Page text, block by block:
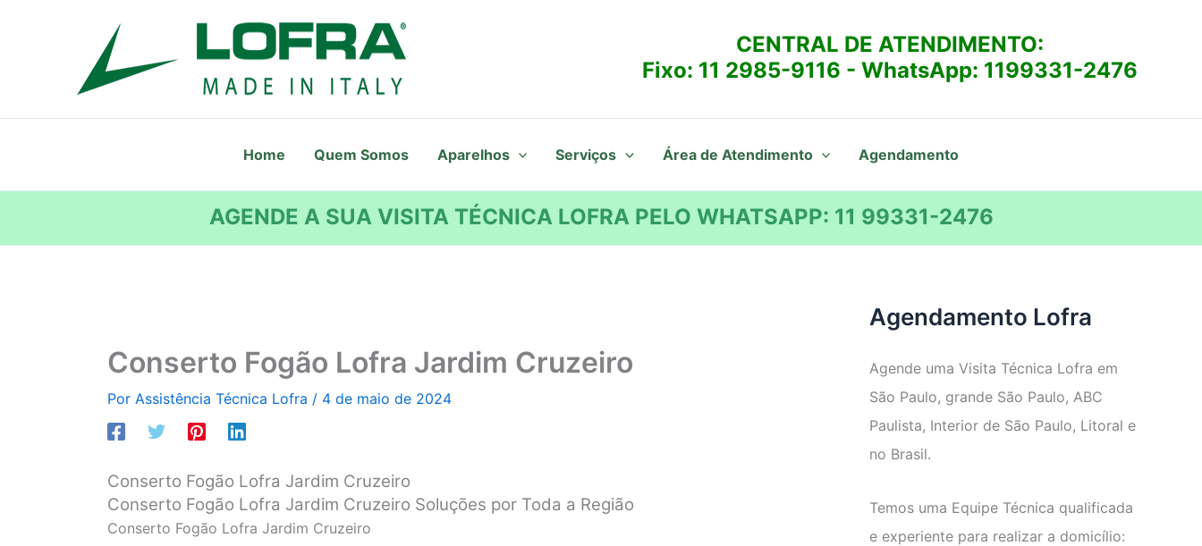
CENTRAL DE ATENDIMENTO:
Fixo: 11 2985-9116 - WhatsApp: 1199331-2476
Home Quem Somos Aparelhos Serviços Área de Atendimento Agendamento
AGENDE A SUA VISITA TÉCNICA LOFRA PELO WHATSAPP: 11 99331-2476
Conserto Fogão Lofra Jardim Cruzeiro
Por Assistência Técnica Lofra / 4 de maio de 2024
Conserto Fogão Lofra Jardim Cruzeiro
Conserto Fogão Lofra Jardim Cruzeiro Soluções por Toda a Região
Conserto Fogão Lofra Jardim Cruzeiro
Agendamento Lofra
Agende uma Visita Técnica Lofra em
São Paulo, grande São Paulo, ABC
Paulista, Interior de São Paulo, Litoral e
no Brasil.
Temos uma Equipe Técnica qualificada
e experiente para realizar a domicílio: